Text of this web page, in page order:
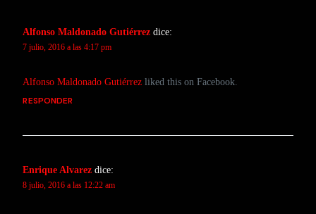
Alfonso Maldonado Gutiérrez dice:
7 julio, 2016 a las 4:17 pm
Alfonso Maldonado Gutiérrez liked this on Facebook.
RESPONDER
Enrique Alvarez dice:
8 julio, 2016 a las 12:22 am